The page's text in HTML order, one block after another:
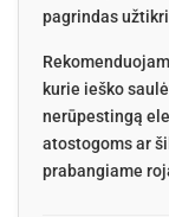
pagrindas
kurie ieško
nerūpestingą
atostogoms ar
prabangiame